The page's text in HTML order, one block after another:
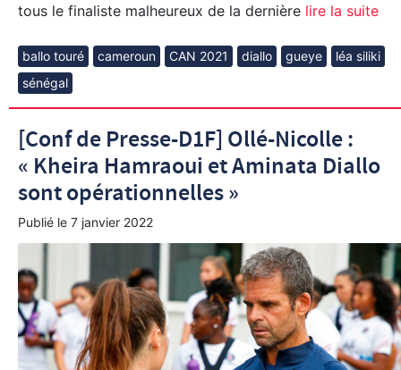
tous le finaliste malheureux de la dernière lire la suite
ballo touré cameroun CAN 2021 diallo gueye
léa siliki
sénégal
[Conf de Presse-D1F] Ollé-Nicolle :
« Kheira Hamraoui et Aminata Diallo
sont opérationnelles »
Publié le 7 janvier 2022